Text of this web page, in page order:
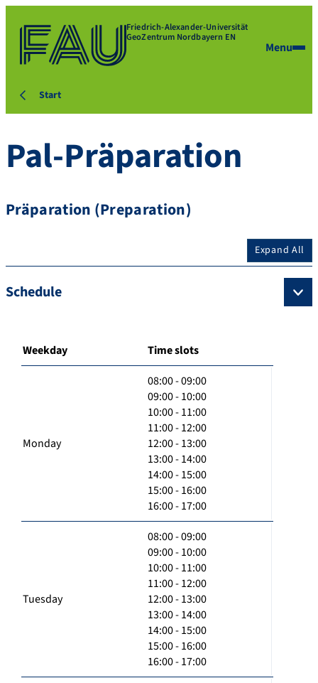
Friedrich-Alexander-Universität
GeoZentrum Nordbayern EN
Menu
Start
Pal-Präparation
Präparation (Preparation)
Expand All
Schedule
Weekday Time slots
Monday
08:00 - 09:00
09:00 - 10:00
10:00 - 11:00
11:00 - 12:00
12:00 - 13:00
13:00 - 14:00
14:00 - 15:00
15:00 - 16:00
16:00 - 17:00
Tuesday
08:00 - 09:00
09:00 - 10:00
10:00 - 11:00
11:00 - 12:00
12:00 - 13:00
13:00 - 14:00
14:00 - 15:00
15:00 - 16:00
16:00 - 17:00